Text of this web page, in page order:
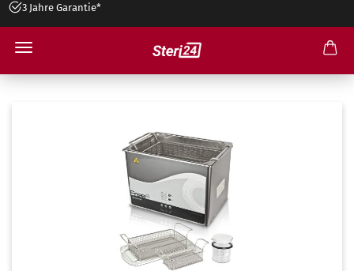
3 Jahre Garantie*
9 Liter Ultraschallreiniger